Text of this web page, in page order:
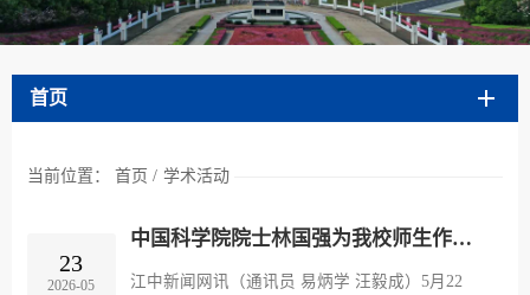
首页
当前位置： 首页 / 学术活动
23
2026-05
中国科学院院士林国强为我校师生作专题报告
江中新闻网讯（通讯员 易炳学 汪毅成）5月22